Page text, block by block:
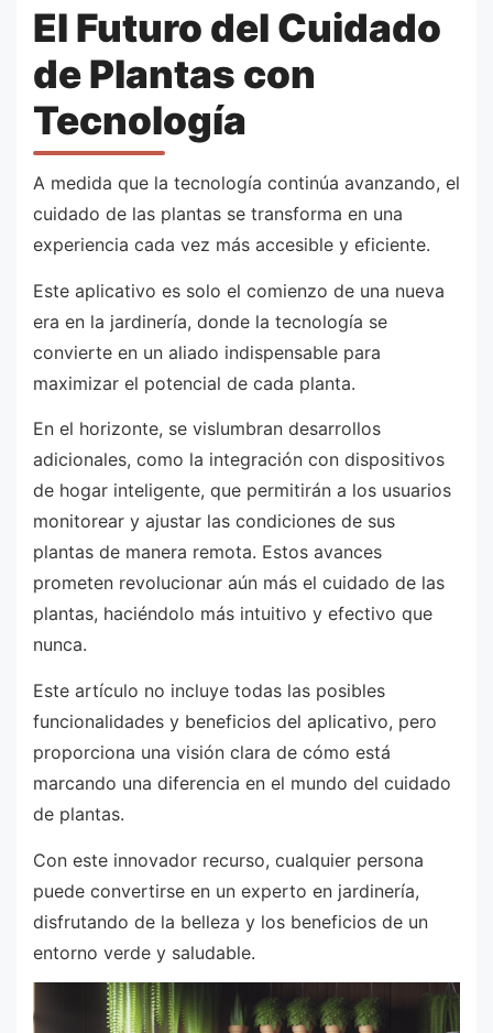
El Futuro del Cuidado
de Plantas con
Tecnología
A medida que la tecnología continúa avanzando, el
cuidado de las plantas se transforma en una
experiencia cada vez más accesible y eficiente.
Este aplicativo es solo el comienzo de una nueva
era en la jardinería, donde la tecnología se
convierte en un aliado indispensable para
maximizar el potencial de cada planta.
En el horizonte, se vislumbran desarrollos
adicionales, como la integración con dispositivos
de hogar inteligente, que permitirán a los usuarios
monitorear y ajustar las condiciones de sus
plantas de manera remota. Estos avances
prometen revolucionar aún más el cuidado de las
plantas, haciéndolo más intuitivo y efectivo que
nunca.
Este artículo no incluye todas las posibles
funcionalidades y beneficios del aplicativo, pero
proporciona una visión clara de cómo está
marcando una diferencia en el mundo del cuidado
de plantas.
Con este innovador recurso, cualquier persona
puede convertirse en un experto en jardinería,
disfrutando de la belleza y los beneficios de un
entorno verde y saludable.